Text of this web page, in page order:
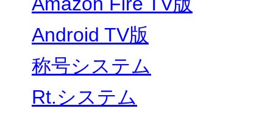
Android TV版
称号システム
Rt.システム